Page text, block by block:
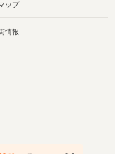
ップ
情報